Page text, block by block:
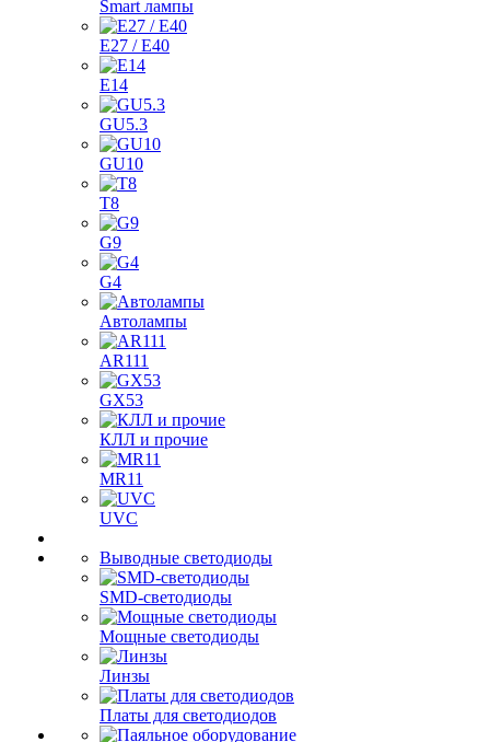
Smart лампы
E27 / E40
E14
GU5.3
GU10
T8
G9
G4
Автолампы
AR111
GX53
КЛЛ и прочие
MR11
UVC
Выводные светодиоды
SMD-светодиоды
Мощные светодиоды
Линзы
Платы для светодиодов